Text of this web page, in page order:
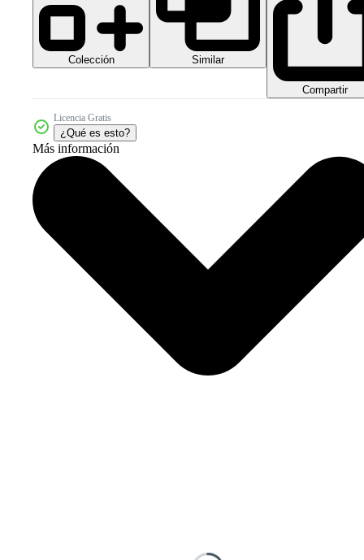
Colección Similar
Compartir
Licencia Gratis
¿Qué es esto?
Más información